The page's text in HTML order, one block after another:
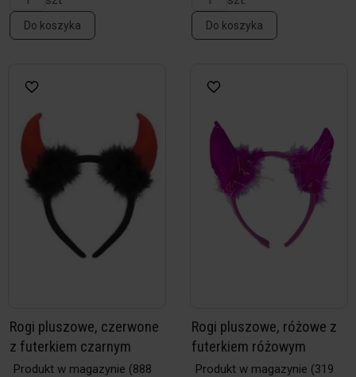
Do koszyka Do koszyka
Rogi pluszowe, czerwone
z futerkiem czarnym
Produkt w magazynie (888
Rogi pluszowe, różowe z
futerkiem różowym
Produkt w magazynie (319